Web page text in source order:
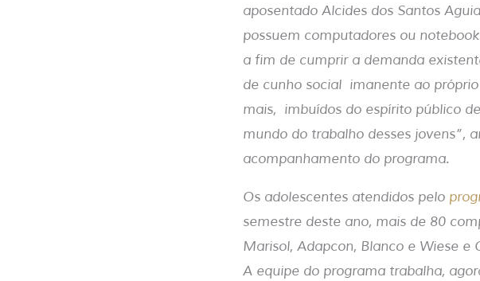
aposentado Alcides dos Santos
possuem computadores ou
a fim de cumprir a demanda
de cunho social imanente ao
mais, imbuídos do espírito público
mundo do trabalho desses jovens”,
acompanhamento do programa.
Os adolescentes atendidos pelo
semestre deste ano, mais de 80
Marisol, Adapcon, Blanco e Wiese e
A equipe do programa trabalha,